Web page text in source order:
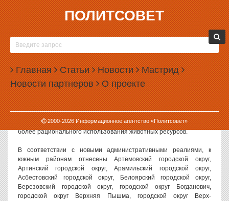
ПОЛИТСОВЕТ
Главная Статьи Новости Мастрид
Новости партнеров О проекте
2000-2026Информационное агентство «Политсовет»
17.04.2009, 10:35
СВЕРДЛОВЧАН РАЗДЕЛИЛИ НА «СЕВЕРНЫХ»
И «ЮЖНЫХ»
Самое загадочное и непонятное подразделение правительства
Свердловской области — Департамент по контролю за животным
миром — вполне по-военному разделило всех жителей Среднего
Урала на «северных» и «южных».
Причиной принятого решения чиновники назвали необходимость
более рационального использования животных ресурсов.
В соответствии с новыми административными реалиями, к
южным районам отнесены Артёмовский городской округ,
Артинский городской округ, Арамильский городской округ,
Асбестовский городской округ, Белоярский городской округ,
Березовский городской округ, городской округ Богданович,
городской округ Верхняя Пышма, городской округ Верх-